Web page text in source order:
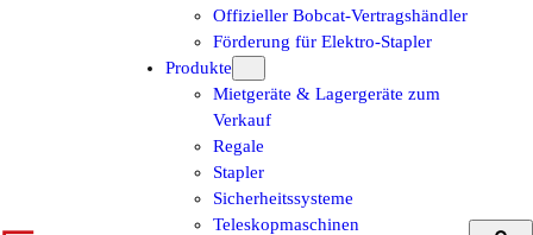
Offizieller Bobcat-Vertragshändler
Förderung für Elektro-Stapler
Produkte
Mietgeräte & Lagergeräte zum
Verkauf
Regale
Stapler
Sicherheitssysteme
Teleskopmaschinen